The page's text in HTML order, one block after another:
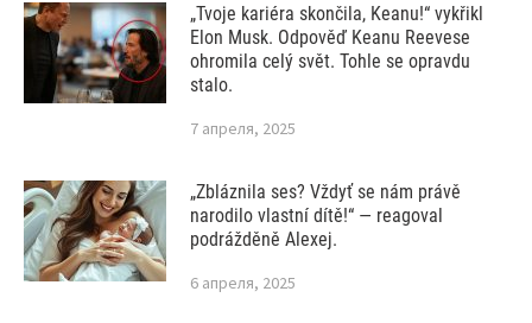
„Tvoje kariéra skončila, Keanu!“ vykřikl
Elon Musk. Odpověď Keanu Reevese
ohromila celý svět. Tohle se opravdu
stalo.
7 апреля, 2025
„Zbláznila ses? Vždyť se nám právě
narodilo vlastní dítě!“ — reagoval
podrážděně Alexej.
6 апреля, 2025